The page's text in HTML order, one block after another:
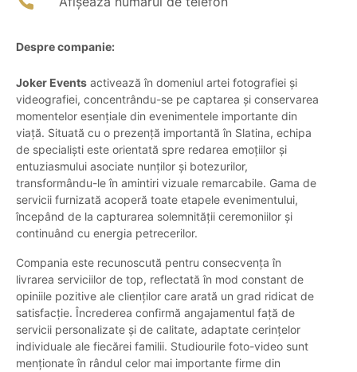
Despre companie:
Joker Events activează în domeniul artei fotografiei și
videografiei, concentrându-se pe captarea și conservarea
momentelor esențiale din evenimentele importante din
viață. Situată cu o prezență importantă în Slatina, echipa
de specialiști este orientată spre redarea emoțiilor și
entuziasmului asociate nunților și botezurilor,
transformându-le în amintiri vizuale remarcabile. Gama de
servicii furnizată acoperă toate etapele evenimentului,
începând de la capturarea solemnității ceremoniilor și
continuând cu energia petrecerilor.
Compania este recunoscută pentru consecvența în
livrarea serviciilor de top, reflectată în mod constant de
opiniile pozitive ale clienților care arată un grad ridicat de
satisfacție. Încrederea confirmă angajamentul față de
servicii personalizate și de calitate, adaptate cerințelor
individuale ale fiecărei familii. Studiourile foto-video sunt
menționate în rândul celor mai importante firme din